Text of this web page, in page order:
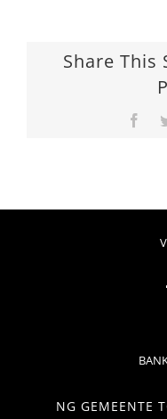
Share This
NG GEMEENTE